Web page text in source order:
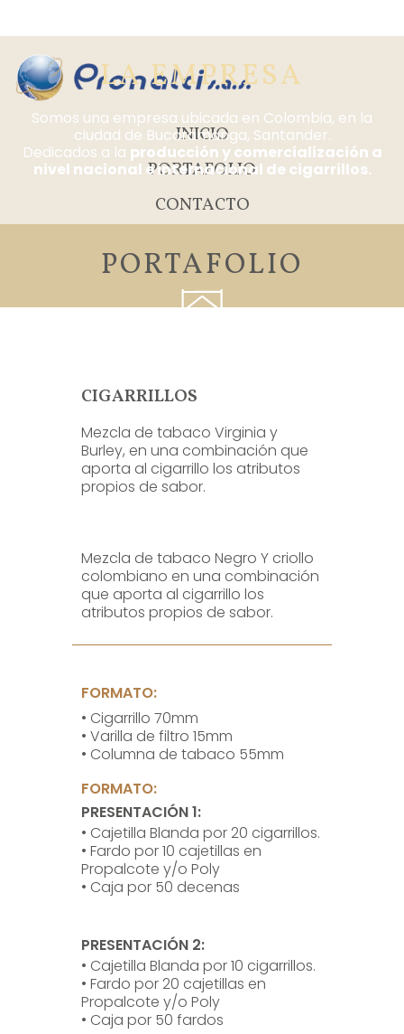
INICIO
PORTAFOLIO
CONTACTO
LA EMPRESA
Somos una empresa ubicada en Colombia, en la
ciudad de Bucaramanga, Santander.
Dedicados a la producción y comercialización a
nivel nacional e internacional de cigarrillos.
PORTAFOLIO
CIGARRILLOS
Mezcla de tabaco Virginia y
Burley, en una combinación que
aporta al cigarrillo los atributos
propios de sabor.
Mezcla de tabaco Negro Y criollo
colombiano en una combinación
que aporta al cigarrillo los
atributos propios de sabor.
FORMATO:
• Cigarrillo 70mm
• Varilla de filtro 15mm
• Columna de tabaco 55mm
FORMATO:
PRESENTACIÓN 1:
• Cajetilla Blanda por 20 cigarrillos.
• Fardo por 10 cajetillas en
Propalcote y/o Poly
• Caja por 50 decenas
PRESENTACIÓN 2:
• Cajetilla Blanda por 10 cigarrillos.
• Fardo por 20 cajetillas en
Propalcote y/o Poly
• Caja por 50 fardos